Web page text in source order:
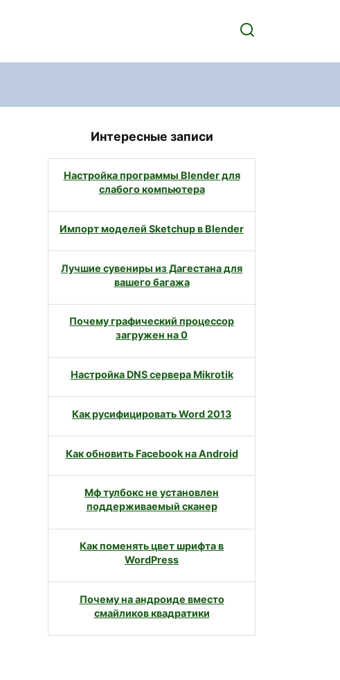
Интересные записи
Настройка программы Blender для
слабого компьютера
Импорт моделей Sketchup в Blender
Лучшие сувениры из Дагестана для
вашего багажа
Почему графический процессор
загружен на 0
Настройка DNS сервера Mikrotik
Как русифицировать Word 2013
Как обновить Facebook на Android
Мф тулбокс не установлен
поддерживаемый сканер
Как поменять цвет шрифта в
WordPress
Почему на андроиде вместо
смайликов квадратики